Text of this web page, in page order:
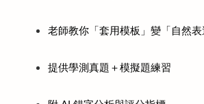
老師教你「套用模板」變「自然表
提供學測真題＋模擬題練習